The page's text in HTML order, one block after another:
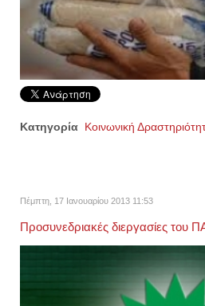
Κατηγορία Κοινωνική
Πέμπτη, 17 Ιανουαρίου 2013 11:53
Προσυνεδριακές διεργασίες